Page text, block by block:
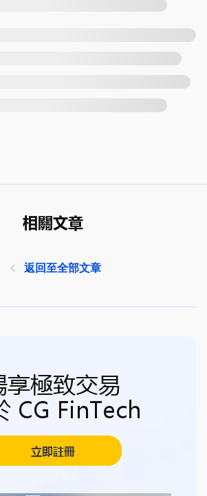
相關文章
返回至全部文章
享極致交易
CG FinTech
立即註冊